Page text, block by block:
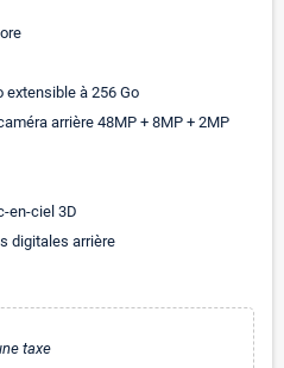
extensible à 256 Go
arrière 48MP + 8MP + 2MP
en-ciel 3D
digitales arrière
taxe